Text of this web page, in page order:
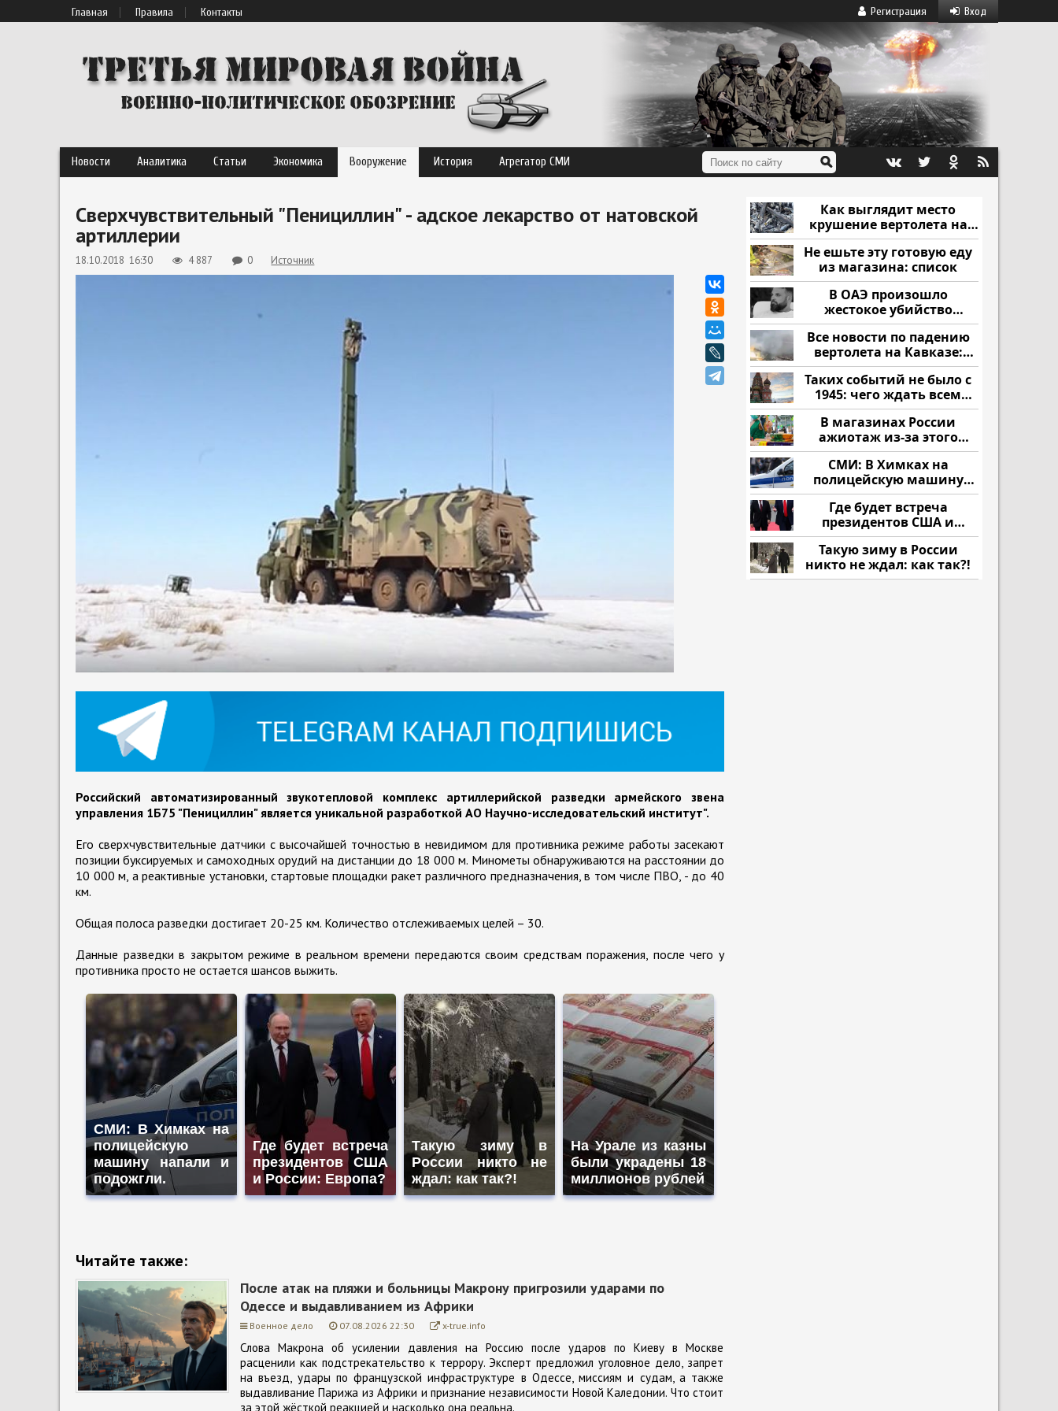
Главная Правила Контакты Вход
Регистрация
Новости Аналитика Статьи Экономика Вооружение История Агрегатор СМИ
Сверхчувствительный "Пенициллин" - адское лекарство от натовской
артиллерии
18.10.2018 16:30 4 887 0 Источник
Российский автоматизированный звукотепловой комплекс артиллерийской разведки армейского звена
управления 1Б75 "Пенициллин" является уникальной разработкой АО Научно-исследовательский институт".
Его сверхчувствительные датчики с высочайшей точностью в невидимом для противника режиме работы засекают
позиции буксируемых и самоходных орудий на дистанции до 18 000 м. Минометы обнаруживаются на расстоянии до
10 000 м, а реактивные установки, стартовые площадки ракет различного предназначения, в том числе ПВО, - до 40
км.
Общая полоса разведки достигает 20-25 км. Количество отслеживаемых целей – 30.
Данные разведки в закрытом режиме в реальном времени передаются своим средствам поражения, после чего у
противника просто не остается шансов выжить.
СМИ: В Химках на
полицейскую
машину напали и
подожгли.
Где будет встреча
президентов США
и России: Европа?
Такую зиму в
России никто не
ждал: как так?!
На Урале из казны
были украдены 18
миллионов рублей
Читайте также:
После атак на пляжи и больницы Макрону пригрозили ударами по
Одессе и выдавливанием из Африки
Военное дело 07.08.2026 22:30 x-true.info
Слова Макрона об усилении давления на Россию после ударов по Киеву в Москве
расценили как подстрекательство к террору. Эксперт предложил уголовное дело, запрет
на въезд, удары по французской инфраструктуре в Одессе, миссиям и судам, а также
выдавливание Парижа из Африки и признание независимости Новой Каледонии. Что стоит
за этой жёсткой реакцией и насколько она реальна.
Как выглядит место
крушение вертолета на
Кавказе: смотреть
Не ешьте эту готовую еду
из магазина: список
В ОАЭ произошло
жестокое убийство
криптомиллионера
Все новости по падению
вертолета на Кавказе:
читать здесь
Таких событий не было с
1945: чего ждать всем
нам?
В магазинах России
ажиотаж из-за этого
продукта: что купить?
СМИ: В Химках на
полицейскую машину
напали и подожгли.
Где будет встреча
президентов США и
России: Европа?
Такую зиму в России
никто не ждал: как так?!